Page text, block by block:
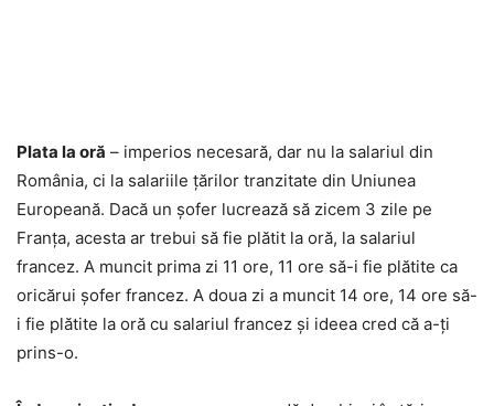
Plata la oră – imperios necesară, dar nu la salariul din
România, ci la salariile țărilor tranzitate din Uniunea
Europeană. Dacă un șofer lucrează să zicem 3 zile pe
Franța, acesta ar trebui să fie plătit la oră, la salariul
francez. A muncit prima zi 11 ore, 11 ore să-i fie plătite ca
oricărui șofer francez. A doua zi a muncit 14 ore, 14 ore să-
i fie plătite la oră cu salariul francez și ideea cred că a-ți
prins-o.